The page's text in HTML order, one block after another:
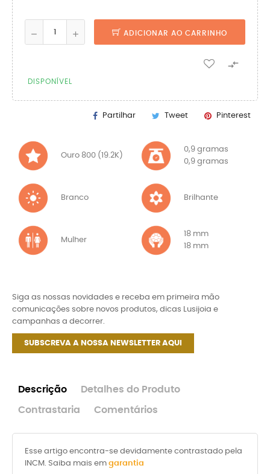
ADICIONAR AO CARRINHO

DISPONÍVEL
Partilhar Tweet Pinterest
Ouro 800 (19.2K)
0,9 gramas
0,9 gramas
Branco Brilhante
Mulher
18 mm
18 mm
Siga as nossas novidades e receba em primeira mão
comunicações sobre novos produtos, dicas Lusijoia e
campanhas a decorrer.
SUBSCREVA A NOSSA NEWSLETTER AQUI
Descrição Detalhes do Produto
Contrastaria Comentários
Esse artigo encontra-se devidamente contrastado pela
INCM. Saiba mais em garantia